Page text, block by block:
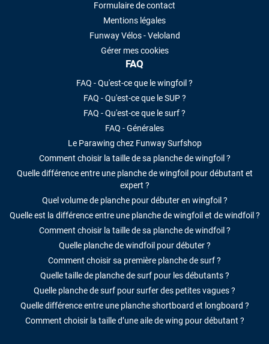
Formulaire de contact
Mentions légales
Funway Vélos - Veloland
Gérer mes cookies
FAQ
FAQ - Qu'est-ce que le wingfoil ?
FAQ - Qu'est-ce que le SUP ?
FAQ - Qu'est-ce que le surf ?
FAQ - Générales
Le Parawing chez Funway Surfshop
Comment choisir la taille de sa planche de wingfoil ?
Quelle différence entre une planche de wingfoil pour débutant et
expert ?
Quel volume de planche pour débuter en wingfoil ?
Quelle est la différence entre une planche de wingfoil et de windfoil ?
Comment choisir la taille de sa planche de windfoil ?
Quelle planche de windfoil pour débuter ?
Comment choisir sa première planche de surf ?
Quelle taille de planche de surf pour les débutants ?
Quelle planche de surf pour surfer des petites vagues ?
Quelle différence entre une planche shortboard et longboard ?
Comment choisir la taille d’une aile de wing pour débutant ?